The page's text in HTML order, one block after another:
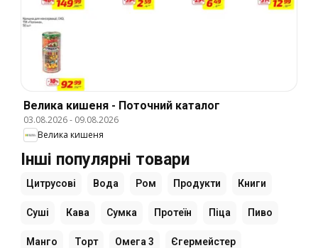
Велика кишеня - Поточний каталог
03.08.2026- 09.08.2026
Велика кишеня
Інші популярні товари
Цитрусові Вода Ром Продукти Книги
Суші Кава Сумка Протеїн Піца Пиво
Манго Торт Омега 3 Єгермейстер